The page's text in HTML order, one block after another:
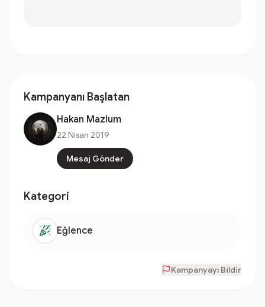
Kampanyanı Başlatan
Hakan Mazlum
22 Nisan 2019
Mesaj Gönder
Kategori
Eğlence
Kampanyayı Bildir